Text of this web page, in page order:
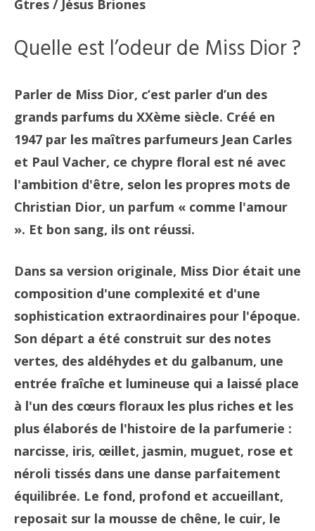
Gtres / Jésus Briones
Quelle est l’odeur de Miss Dior ?
Parler de Miss Dior, c’est parler d’un des
grands parfums du XXème siècle. Créé en
1947 par les maîtres parfumeurs Jean Carles
et Paul Vacher, ce chypre floral est né avec
l'ambition d'être, selon les propres mots de
Christian Dior, un parfum « comme l'amour
». Et bon sang, ils ont réussi.
Dans sa version originale, Miss Dior était une
composition d'une complexité et d'une
sophistication extraordinaires pour l'époque.
Son départ a été construit sur des notes
vertes, des aldéhydes et du galbanum, une
entrée fraîche et lumineuse qui a laissé place
à l'un des cœurs floraux les plus riches et les
plus élaborés de l'histoire de la parfumerie :
narcisse, iris, œillet, jasmin, muguet, rose et
néroli tissés dans une danse parfaitement
équilibrée. Le fond, profond et accueillant,
reposait sur la mousse de chêne, le cuir, le